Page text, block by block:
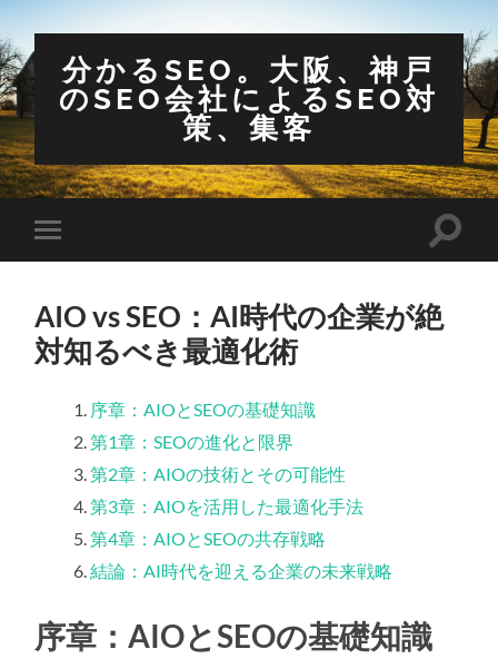
分かるSEO。大阪、神戸
のSEO会社によるSEO対
策、集客
モ
バ
メ
ニ
ュ
ー
検
ル
AIO vs SEO：AI時代の企業が絶
対知るべき最適化術
序章：AIOとSEOの基礎知識
第1章：SEOの進化と限界
第2章：AIOの技術とその可能性
第3章：AIOを活用した最適化手法
第4章：AIOとSEOの共存戦略
結論：AI時代を迎える企業の未来戦略
序章：AIOとSEOの基礎知識